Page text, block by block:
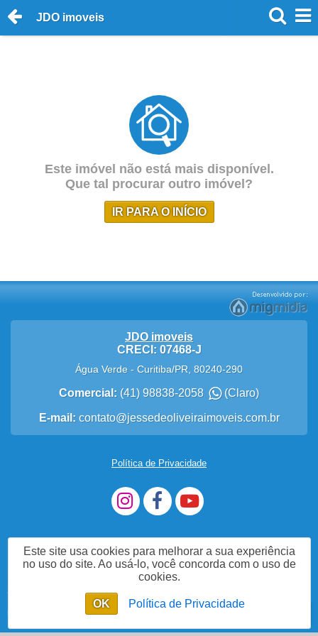
JDO imoveis
Este imóvel não está mais disponível.
Que tal procurar outro imóvel?
IR PARA O INÍCIO
Enviar mensagem
Me Chame no WhatsApp
JDO imoveis
CRECI: 07468-J
Água Verde - Curitiba/PR 80240-290
Comercial: (41) 98838-2058 (Claro)
E-mail: contato@jessedeoliveiraimoveis.com.br
Política de Privacidade
Este site usa cookies para melhorar a sua experiência
no uso do site. Ao usá-lo, você concorda com o uso de
cookies.
OK Política de Privacidade